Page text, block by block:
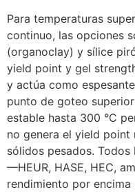
Para temperaturas
continuo, las opciones
(organoclay) y sílice
yield point y gel
y actúa como
punto de goteo
estable hasta 300 °C
no genera el yield point
sólidos pesados.
—HEUR, HASE, HEC,
rendimiento por encima